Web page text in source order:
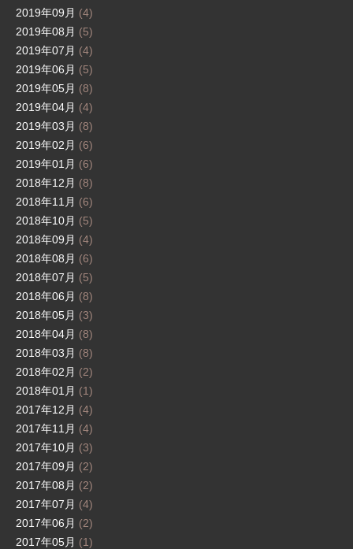
2019年09月 (4)
2019年08月 (5)
2019年07月 (4)
2019年06月 (5)
2019年05月 (8)
2019年04月 (4)
2019年03月 (8)
2019年02月 (6)
2019年01月 (6)
2018年12月 (8)
2018年11月 (6)
2018年10月 (5)
2018年09月 (4)
2018年08月 (6)
2018年07月 (5)
2018年06月 (8)
2018年05月 (3)
2018年04月 (8)
2018年03月 (8)
2018年02月 (2)
2018年01月 (1)
2017年12月 (4)
2017年11月 (4)
2017年10月 (3)
2017年09月 (2)
2017年08月 (2)
2017年07月 (4)
2017年06月 (2)
2017年05月 (1)